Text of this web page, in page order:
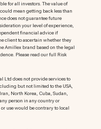
for all investors. The value of
mean getting back less than
does not guarantee future
your level of experience,
financial advice if
client to ascertain whether they
Amillex brand based on the legal
Please read our full Risk
Ltd does not provide services to
but not limited to the USA,
North Korea, Cuba, Sudan,
person in any country or
use would be contrary to local